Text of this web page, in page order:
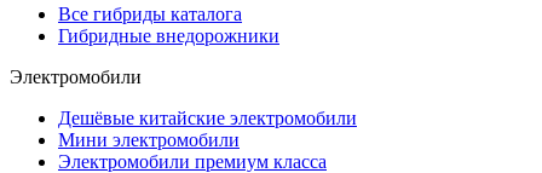
Все гибриды каталога
Гибридные внедорожники
Электромобили
Дешёвые китайские электромобили
Мини электромобили
Электромобили премиум класса